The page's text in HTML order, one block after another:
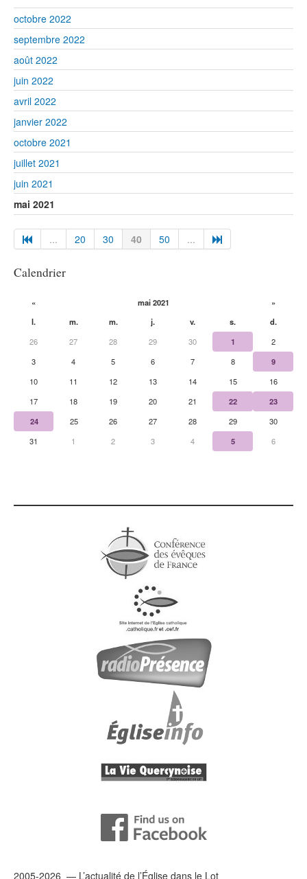
octobre 2022
septembre 2022
août 2022
juin 2022
avril 2022
janvier 2022
octobre 2021
juillet 2021
juin 2021
mai 2021
... 20 30 40 50 ...
Calendrier
« mai 2021
»
l.
m. m. j. v. s.
d.
26
27 28 29 30 1
2
3
4 5 6 7 8
9
10
11 12 13 14 15
16
17
18 19 20 21 22
23
24
25 26 27 28 29
30
31
1 2 3 4 5 6
2005-2026 — L’actualité de l’Église dans le Lot